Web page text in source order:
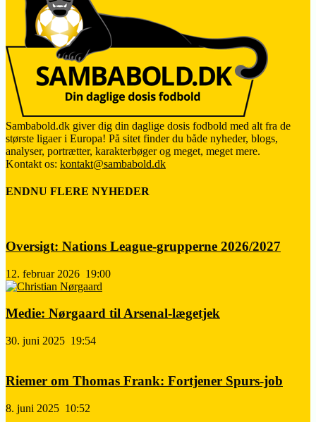
Sambabold.dk giver dig din daglige dosis fodbold med alt fra de
største ligaer i Europa! På sitet finder du både nyheder, blogs,
analyser, portrætter, karakterbøger og meget, meget mere.
Kontakt os: kontakt@sambabold.dk
ENDNU FLERE NYHEDER
Oversigt: Nations League-grupperne 2026/2027
12. februar 2026 19:00
Medie: Nørgaard til Arsenal-lægetjek
30. juni 2025 19:54
Riemer om Thomas Frank: Fortjener Spurs-job
8. juni 2025 10:52